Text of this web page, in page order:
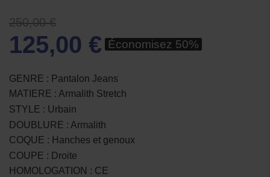
250,00 €
125,00 € Économisez 50%
GENRE : Pantalon Jeans
MATIERE : Armalith Stretch
STYLE : Urbain
DOUBLURE : Armalith
COQUE : Hanches et genoux
COUPE : Droite
HOMOLOGATION : CE